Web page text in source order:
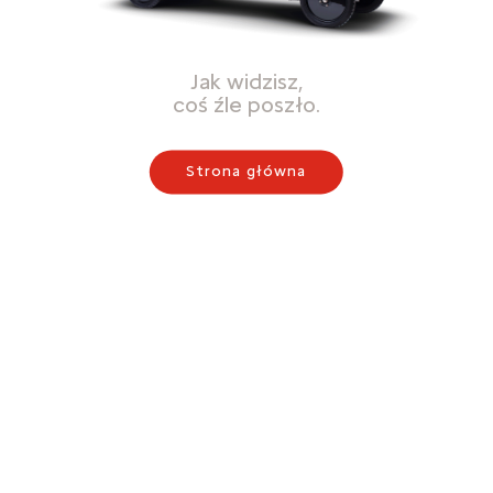
Jak widzisz,
coś źle poszło.
Strona główna